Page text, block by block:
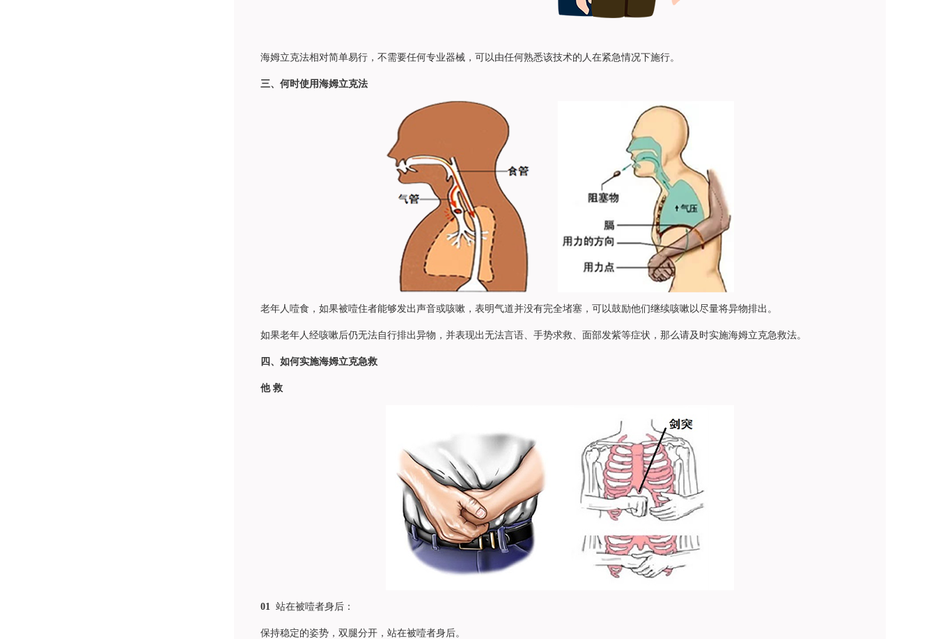
海姆立克法相对简单易行，不需要任何专业器械，可以由任何熟悉该技术的人在紧急情况下施行。
三、何时使用海姆立克法
老年人噎食，如果被噎住者能够发出声音或咳嗽，表明气道并没有完全堵塞，可以鼓励他们继续咳嗽以尽量将异物排出。
如果老年人经咳嗽后仍无法自行排出异物，并表现出无法言语、手势求救、面部发紫等症状，那么请及时实施海姆立克急救法。
四、如何实施海姆立克急救
他 救
01 站在被噎者身后：
保持稳定的姿势，双腿分开，站在被噎者身后。